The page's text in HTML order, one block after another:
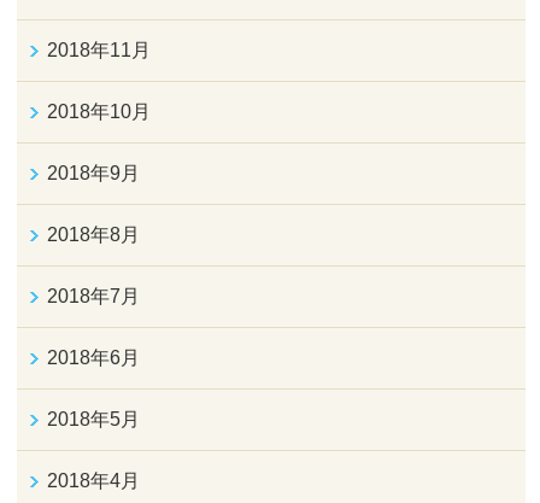
2018年11月
2018年10月
2018年9月
2018年8月
2018年7月
2018年6月
2018年5月
2018年4月